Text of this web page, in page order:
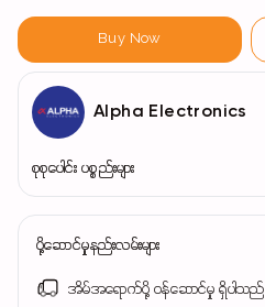
Buy Now
Alpha Electronics
စုစုပေါင်း ပစ္စည်းများ
ပို့ဆောင်မှုနည်းလမ်းများ
အိမ်အရောက်ပို့ ဝန်ဆောင်မှု ရှိပါသည်